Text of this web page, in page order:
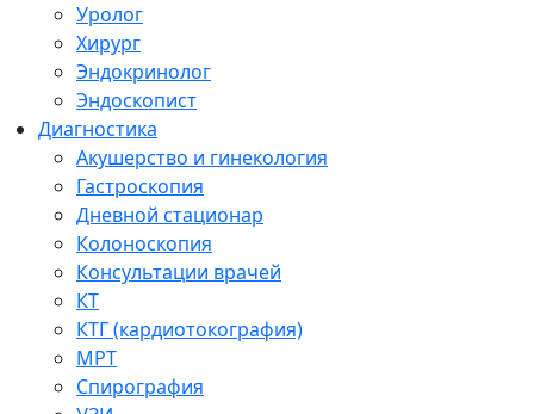
Уролог
Хирург
Эндокринолог
Эндоскопист
Диагностика
Акушерство и гинекология
Гастроскопия
Дневной стационар
Колоноскопия
Консультации врачей
КТ
КТГ (кардиотокография)
МРТ
Спирография